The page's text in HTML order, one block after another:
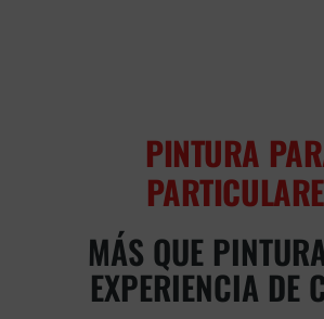
PINTURA
MÁS QUE
EXPERIENCIA DE